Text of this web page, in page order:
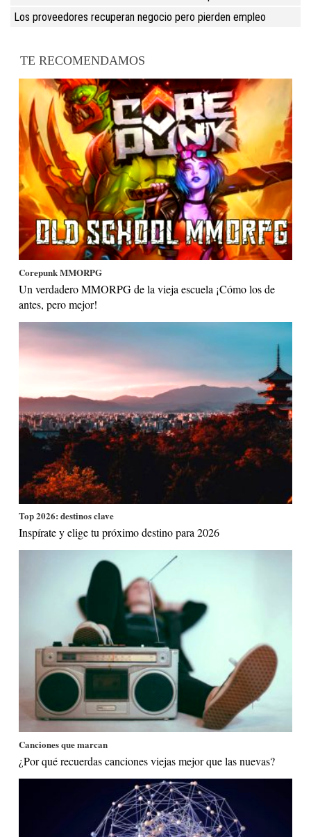
Los proveedores recuperan negocio pero pierden empleo
TE RECOMENDAMOS
Corepunk MMORPG
Un verdadero MMORPG de la vieja escuela ¡Cómo los de
antes, pero mejor!
Top 2026: destinos clave
Inspírate y elige tu próximo destino para 2026
Canciones que marcan
¿Por qué recuerdas canciones viejas mejor que las nuevas?